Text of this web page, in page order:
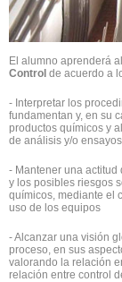
El alumno aprenderá
Control de acuerdo a
- Interpretar los
fundamentan y, en su
productos químicos y
de análisis y/o ensayos
- Mantener una
y los posibles riesgos
químicos, mediante el
uso de los equipos
- Alcanzar una visión
proceso, en sus
valorando la relación
relación entre control